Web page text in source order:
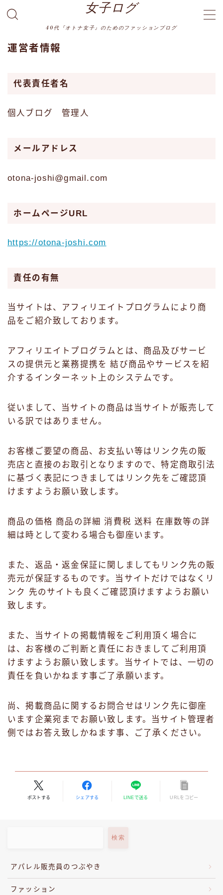
女子ログ
40代『オトナ女子』のためのファッションブログ
運営者情報
代表責任者名
個人ブログ 管理人
メールアドレス
otona-joshi@gmail.com
ホームページURL
https://otona-joshi.com
責任の有無
当サイトは、アフィリエイトプログラムにより商
品をご紹介致しております。
アフィリエイトプログラムとは、商品及びサービ
スの提供元と業務提携を 結び商品やサービスを紹
介するインターネット上のシステムです。
従いまして、当サイトの商品は当サイトが販売して
いる訳ではありません。
お客様ご要望の商品、お支払い等はリンク先の販
売店と直接のお取引となりますので、特定商取引法
に基づく表記につきましてはリンク先をご確認頂
けますようお願い致します。
商品の価格 商品の詳細 消費税 送料 在庫数等の詳
細は時として変わる場合も御座います。
また、返品・返金保証に関しましてもリンク先の販
売元が保証するものです。当サイトだけではなくリ
ンク 先のサイトも良くご確認頂けますようお願い
致します。
また、当サイトの掲載情報をご利用頂く場合に
は、お客様のご判断と責任におきましてご利用頂
けますようお願い致します。当サイトでは、一切の
責任を負いかねます事ご了承願います。
尚、掲載商品に関するお問合せはリンク先に御座
います企業宛までお願い致します。当サイト管理者
側ではお答え致しかねます事、ご了承ください。
ポストする シェアする LINEで送る URLをコピー
検索
アパレル販売員のつぶやき
ファッション